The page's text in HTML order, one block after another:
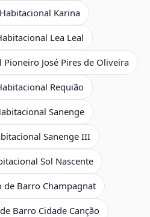
Karina
Lea Leal
José Pires de Oliveira
Requião
Sanenge
Sanenge III
Sol Nascente
de Barro Champagnat
Barro Cidade Canção